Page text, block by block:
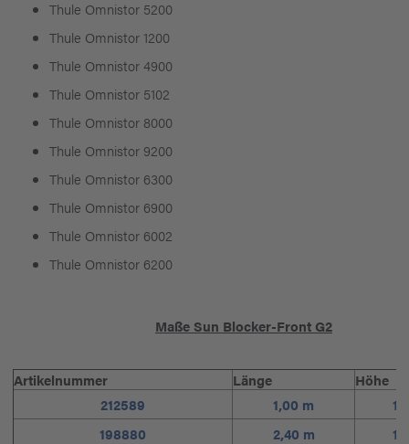
Thule Omnistor 5200
Thule Omnistor 1200
Thule Omnistor 4900
Thule Omnistor 5102
Thule Omnistor 8000
Thule Omnistor 9200
Thule Omnistor 6300
Thule Omnistor 6900
Thule Omnistor 6002
Thule Omnistor 6200
Maße Sun Blocker-Front G2
Artikelnummer Länge
Höhe
212589
1,00 m
198880
2,40 m